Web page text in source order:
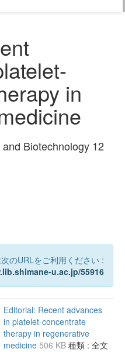
in
Biotechnology 12
のURLをご利用ください :
u.ac.jp/55916
Editorial: Recent advances
in platelet-concentrate
therapy in regenerative
medicine 506 KB 種類 : 全文